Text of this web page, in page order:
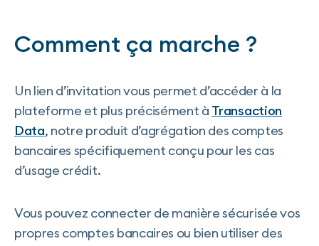
Comment ça marche ?
Un lien d’invitation vous permet d’accéder à la
plateforme et plus précisément à Transaction
Data, notre produit d’agrégation des comptes
bancaires spécifiquement conçu pour les cas
d’usage crédit.
Vous pouvez connecter de manière sécurisée vos
propres comptes bancaires ou bien utiliser des